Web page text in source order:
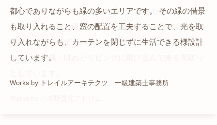
猫と暮らす家です。 人も心地良い、猫も心地よいをテー
マに、設計に取り組みました。 敷地の中で最も心地よい
場所を、猫が外で遊べる大きなテラスとし、そのテラス
から、光・風・眺めがリビングに飛び込んで来る間取り
都心でありながらも緑の多いエリアです。 その緑の借景
も取り入れること、窓の配置を工夫することで、光を取
り入れながらも、カーテンを閉じずに生活できる様設計
しています。
Works by トレイルアーキテクツ 一級建築士事務所
自然の中の岩山を切り開いて造った、ワイルドなゲスト
ハウスをイメージした空間が広がる都市型住宅です。
かつての機織り工場が、その趣を残しつつ孫世帯の住居
へと蘇りました。